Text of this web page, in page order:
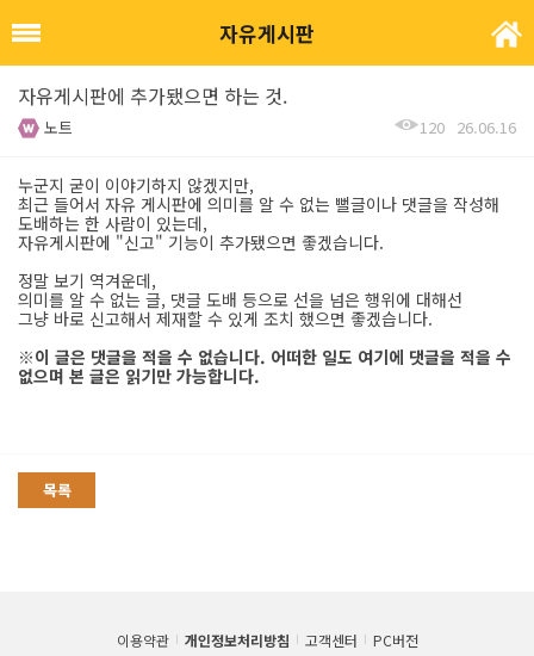
자유게시판
자유게시판에 추가됐으면 하는 것.
노트 120 26.06.16
누군지 굳이 이야기하지 않겠지만,
최근 들어서 자유 게시판에 의미를 알 수 없는 뻘글이나 댓글을 작성해
도배하는 한 사람이 있는데,
자유게시판에 "신고" 기능이 추가됐으면 좋겠습니다.
정말 보기 역겨운데,
의미를 알 수 없는 글, 댓글 도배 등으로 선을 넘은 행위에 대해선
그냥 바로 신고해서 제재할 수 있게 조치 했으면 좋겠습니다.
※이 글은 댓글을 적을 수 없습니다. 어떠한 일도 여기에 댓글을 적을 수
없으며 본 글은 읽기만 가능합니다.
목록
이용약관 개인정보처리방침 고객센터
PC버전